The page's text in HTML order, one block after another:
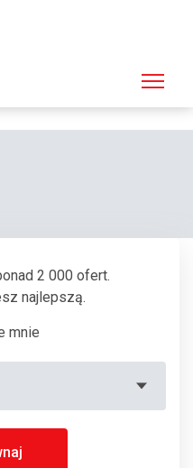
(Centrum Handlowe
2 000 ofert.
najlepszą.
mnie